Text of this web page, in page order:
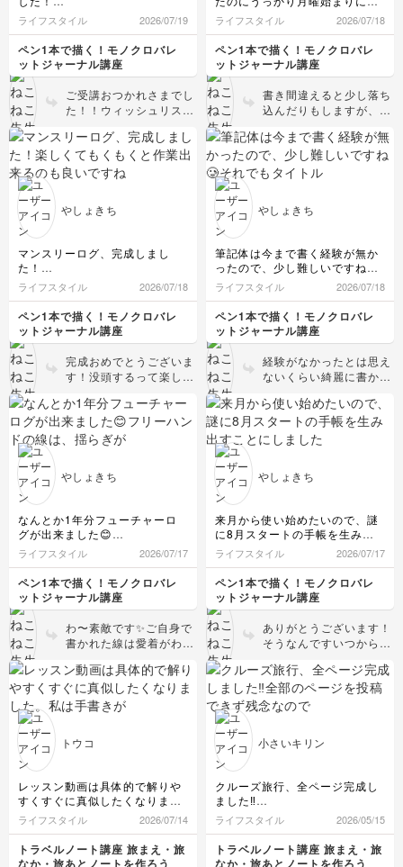
ウィッシュリストは勝手に100
にした上に、テーマごとに出し
たかったので改造してしまいま
した🥺
やりたいこと100はこれからの
んびり出していこうと思います
🥰
ライフスタイル 2026/07/19
ペン1本で描く！モノクロバレ
ットジャーナル講座
ご受講おつかれさまでし
た！！ウィッシュリスト
います✨なかなか出すの
も大変ですが書ききった
時の達成感が凄まじいで
てしまいました😂
いや、これも手作りの味ですよ
ねっ！！(と思い込むことにしま
した)
8月から使い始めたいので、デ
イリーログのページを増やして
いきたいと思います😊
ライフスタイル 2026/07/18
ペン1本で描く！モノクロバレ
ットジャーナル講座
書き間違えると少し落ち
込んだりもしますが、次
できるのが手書きのいい
ところだと思います✨少
しの間違いとかは継続し
手作りの味と思えるやし
続けていけると思います
😆頑張ってくださいね〜
✨
やしょきち
マンスリーログ、完成しまし
た！
楽しくてもくもくと作業出来る
のも良いですね……ここに何を
書こう、続けてかけるかなぁ、
とわくわくしました！
前回のマイレポで筆記体褒めて
頂けて嬉しかったです🥰️
ライフスタイル 2026/07/18
ペン1本で描く！モノクロバレ
ットジャーナル講座
完成おめでとうございま
す！没頭するって楽しい
が数日やマンスリーゴー
ルなどの文字もとっても
可愛く整っていて素敵で
やしょきち
筆記体は今まで書く経験が無か
ったので、少し難しいですね🥲
それでもタイトルが可愛く書け
た気がするので、今回はおっけ
ーということにして、下書きを
終えました！
ペン入れも楽しみです🎶
ライフスタイル 2026/07/18
ペン1本で描く！モノクロバレ
ットジャーナル講座
経験がなかったとは思え
ないくらい綺麗に書かれ
良く、とてもかわいいで
す💕ペン入れも楽しんで
くださいね💐
やしょきち
なんとか1年分フューチャーロ
グが出来ました😊
フリーハンドの線は、揺らぎが
可愛くて良いですね💕︎
ライフスタイル 2026/07/17
ペン1本で描く！モノクロバレ
ットジャーナル講座
わ〜素敵です✨ご自身で
書かれた線は愛着がわき
やしょきち
来月から使い始めたいので、謎
に8月スタートの手帳を生み出
すことにしました！
でも、この使い始めたい月から
始められる、って手書きのいい
所かもしれませんね🥰
ライフスタイル 2026/07/17
ペン1本で描く！モノクロバレ
ットジャーナル講座
ありがとうございます！
そうなんですいつからで
の良さですよね✨オンリ
ーワンのオリジナル手帳
楽しんでください〜！
トウコ
レッスン動画は具体的で解りや
すくすぐに真似したくなりまし
た。私は手書きが苦手なのでデ
ジタル(goodnotes)で手書き風
に作ってみました。ちょっと大
変だったけど旅ノート作りは楽
ライフスタイル 2026/07/14
トラベルノート講座 旅まえ・旅
なか・旅あとノートを作ろう
小さいキリン
クルーズ旅行、全ページ完成し
ました‼️
全部のページを投稿できず残念
なのですが、一番頑張ったペー
ジを見ていただきたいと思いま
す♪
ライフスタイル 2026/05/15
トラベルノート講座 旅まえ・旅
なか・旅あとノートを作ろう